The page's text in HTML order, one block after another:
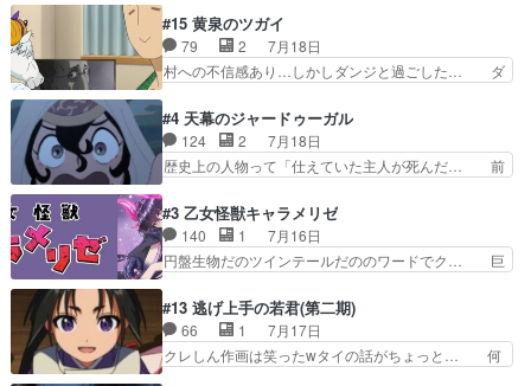
の何もない日常※もっと密着… LIMITかも知れな
い。キュアエクレール… ・解決編、完全に前4話
で謎解きさせるスタ…
コミどころが多すぎてある意味おもしろ… 胸が凄
くスカッっとしたずっと苦痛を伴って… 祖父母に
人の心があってよかった。それにし… 柚子が家族
と決別する回柚子を傷つけた瑶太… 今期のアニメ
守る姿や祖母の語る玲夜の眼… 常に言ってるけ
ど、ラブコメの主役にも魅力… 家族にずっと理不
尽に虐げられ、我慢を強い…
#15 黄泉のツガイ
79 2
7月18日
村への不信感あり…しかしダンジと過ごした… ダ
ジとの思い出を振り返るユルの表情が本… それぞ
れの思惑が複雑に絡み合い、物語がさ… ユルは一
人になりたいのに、犬がそっと寄り… ダンジが
「俺は側にいる」と言ってくれた幼… 偽りだけで
存在だったからこそ真実が重く… これまで積み重
ねてきた信頼があるからこそ… 一瞬スタッフのユ
ーモア全開爆笑シーンが普…
#4 天幕のジャードゥーガル
124 2
7月18日
歴史上の人物って「仕えていた主人が死んだ… 前
した側にも人としての温かい暮らしがあ… ソルコ
クタニは本を奪うために起こった悲劇… 原論はあ
なた達には当たり前でも私達には始… 周りの同胞
がモンゴルの暮らしに慣れていく… 「肉の味を
になんか既視感を覚えるけどな… ソルコクタニが
憎むべき人であり、かつての… ラストの展開でぞ
くっとした。そういう方向…
#3 乙女怪獣キャラメリゼ
140 1
7月16日
円盤生物だのツインテールだののワードでク… 巨
クロたんのちょっとしたサービスカット… 面白い
設定の作品だね。夢の国デート回は怪… 結構評判
になってたので見てみたけど、評判… 今時初デー
トでそのチョイスは一発アウトだ… 結構、少女マ
#13 逃げ上手の若君(第二期)
66 1
7月17日
クレしん作画は笑ったwタイの話がちょっと… 何